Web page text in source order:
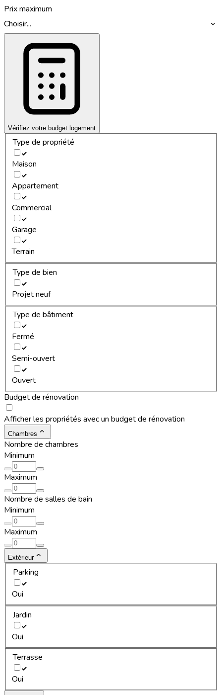
Prix maximum
Choisir...
Vérifiez votre budget logement
Type de propriété
Maison
Appartement
Commercial
Garage
Terrain
Type de bien
Projet neuf
Type de bâtiment
Fermé
Semi-ouvert
Ouvert
Budget de rénovation
Afficher les propriétés avec un budget de rénovation
Chambres
Nombre de chambres
Minimum
Maximum
Nombre de salles de bain
Minimum
Maximum
Extérieur
Parking
Oui
Jardin
Oui
Terrasse
Oui